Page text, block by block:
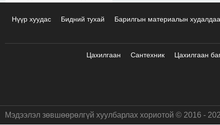
Нүүр хуудас Бидний тухай Барилгын материалын
Цахилгаан Сантехник Цахилгаан
Мэдээлэл зөвшөөрөлгүй хуулбарлах хориотой © 2016 -